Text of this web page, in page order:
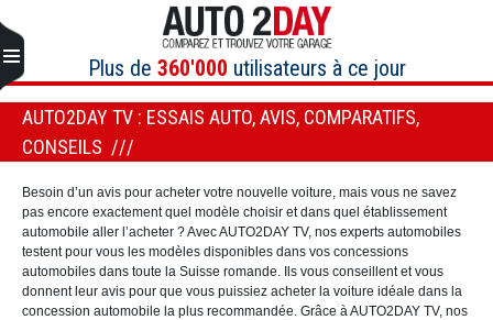
au
contenu
Plus de 360'000 utilisateurs à ce jour
AUTO2DAY TV : ESSAIS AUTO, AVIS, COMPARATIFS,
CONSEILS
Besoin d’un avis pour acheter votre nouvelle voiture, mais vous ne savez
pas encore exactement quel modèle choisir et dans quel établissement
automobile aller l’acheter ? Avec AUTO2DAY TV, nos experts automobiles
testent pour vous les modèles disponibles dans vos concessions
automobiles dans toute la Suisse romande. Ils vous conseillent et vous
donnent leur avis pour que vous puissiez acheter la voiture idéale dans la
concession automobile la plus recommandée. Grâce à AUTO2DAY TV, nos